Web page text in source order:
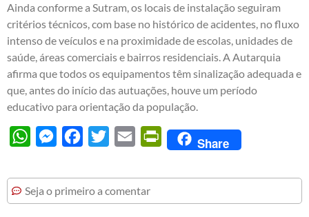
Ainda conforme a Sutram, os locais de instalação seguiram
critérios técnicos, com base no histórico de acidentes, no fluxo
intenso de veículos e na proximidade de escolas, unidades de
saúde, áreas comerciais e bairros residenciais. A Autarquia
afirma que todos os equipamentos têm sinalização adequada e
que, antes do início das autuações, houve um período
educativo para orientação da população.
WhatsAppMessengerFacebook
Twitter Email PrintFriendly
Share
Seja o primeiro a comentar